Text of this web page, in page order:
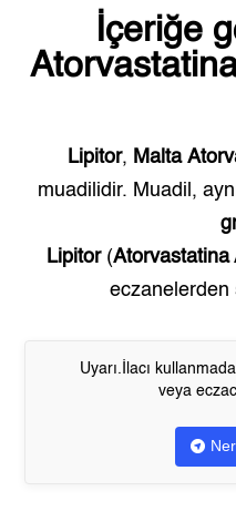
İçeriğe
Lipitor, Malta
muadilidir. Muadil,
Lipitor(Atorvastatina
eczanelerden
Uyarı.İlacı
veya